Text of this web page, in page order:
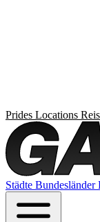
Prides Locations
Städte Bundesländer